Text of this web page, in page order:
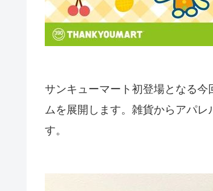
サンキューマート初登場となる
ムを展開します。雑貨からアパ
す。